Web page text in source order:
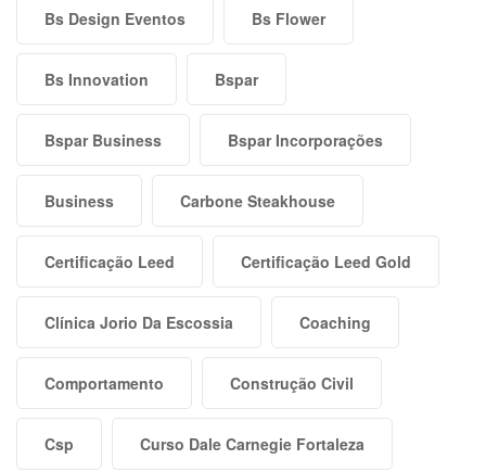
Bs Design Eventos Bs Flower
Bs Innovation Bspar
Bspar Business Bspar Incorporações
Business Carbone Steakhouse
Certificação Leed Certificação Leed Gold
Clínica Jorio Da Escossia Coaching
Comportamento Construção Civil
Csp Curso Dale Carnegie Fortaleza